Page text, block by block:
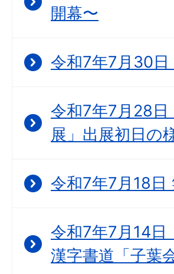
開幕〜
令和7年7月30
令和7年7月28日
展」出展初日の
令和7年7月18
令和7年7月14
漢字書道「子葉会